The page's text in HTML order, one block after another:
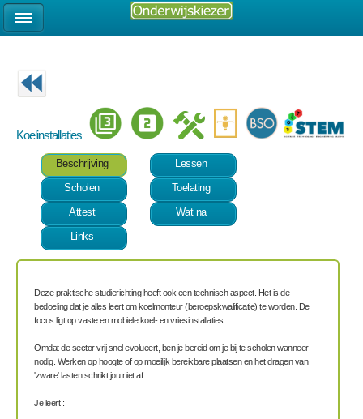
Koelinstallaties
Beschrijving
Lessen
Scholen
Toelating
Attest
Wat na
Links
Deze praktische studierichting heeft ook een technisch aspect. Het is de
bedoeling dat je alles leert om koelmonteur (beroepskwalificatie) te worden. De
focus ligt op vaste en mobiele koel- en vriesinstallaties.
Omdat de sector vrij snel evolueert, ben je bereid om je bij te scholen wanneer
nodig. Werken op hoogte of op moeilijk bereikbare plaatsen en het dragen van
'zware' lasten schrikt jou niet af.
Je leert :